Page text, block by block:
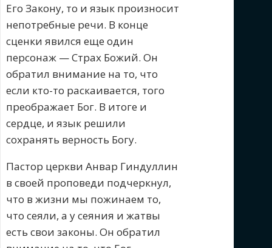
Его Закону, то и язык произносит
непотребные речи. В конце
сценки явился еще один
персонаж — Страх Божий. Он
обратил внимание на то, что
если кто-то раскаивается, того
преображает Бог. В итоге и
сердце, и язык решили
сохранять верность Богу.
Пастор церкви Анвар Гиндуллин
в своей проповеди подчеркнул,
что в жизни мы пожинаем то,
что сеяли, а у сеяния и жатвы
есть свои законы. Он обратил